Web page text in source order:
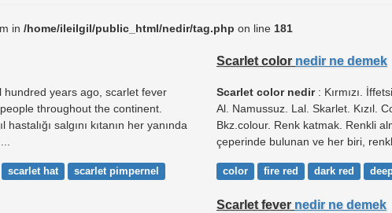
in /home/ileilgil/public_html/nedir/tag.php on line 181
years ago, scarlet fever
throughout the continent.
salgını kıtanın her yanında
scarlet hat
scarlet pimpernel
Scarlet color nedir ne demek
Scarlet color nedir: Kırmızı.
Al. Namussuz. Lal. Skarlet. Kızıl.
Bkz.colour. Renk katmak. Renkli
çeperinde bulunan ve her biri,
color fire red dark red
Scarlet fever nedir ne demek